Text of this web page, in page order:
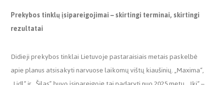
Prekybos tinklų įsipareigojimai – skirtingi terminai, skirtingi
rezultatai
Didieji prekybos tinklai Lietuvoje pastaraisiais metais paskelbė
apie planus atsisakyti narvuose laikomų vištų kiaušinių. „Maxima“,